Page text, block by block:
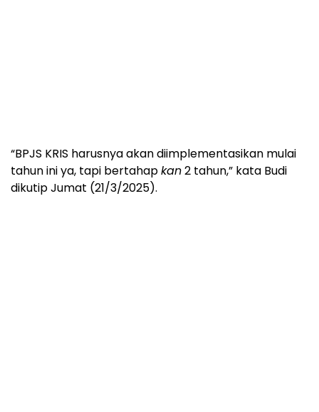
“BPJS KRIS harusnya akan diimplementasikan mulai
tahun ini ya, tapi bertahapkan2 tahun,” kata Budi
dikutip Jumat (21/3/2025).